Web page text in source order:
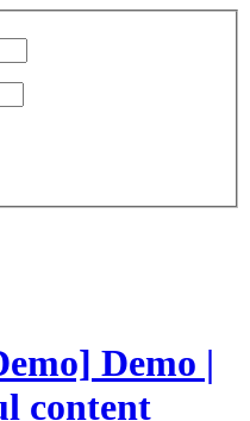
Demo |
content